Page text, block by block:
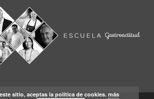
sitio, aceptas la política de cookies.más